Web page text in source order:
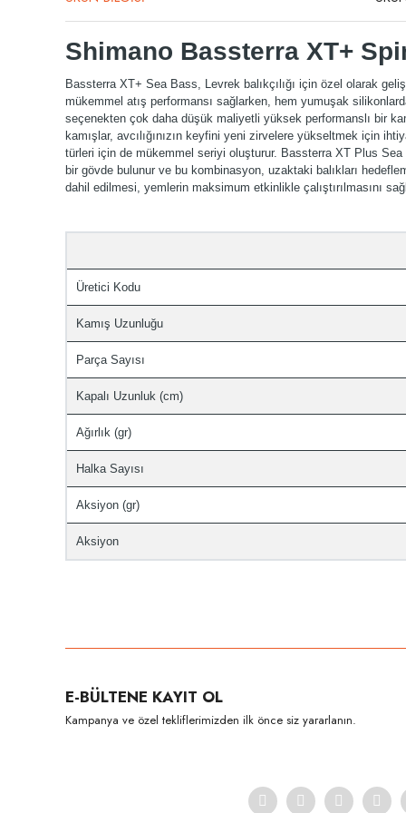
Shimano Bassterra XT+
Bassterra XT+ Sea Bass, Levrek balıkçılığı için özel olarak
mükemmel atış performansı sağlarken, hem yumuşak
seçenekten çok daha düşük maliyetli yüksek performanslı bir
kamışlar, avcılığınızın keyfini yeni zirvelere yükseltmek için
türleri için de mükemmel seriyi oluşturur. Bassterra XT Plus Sea
bir gövde bulunur ve bu kombinasyon, uzaktaki balıkları
dahil edilmesi, yemlerin maksimum etkinlikle çalıştırılmasını
Üretici Kodu
Kamış Uzunluğu
Parça Sayısı
Kapalı Uzunluk (cm)
Ağırlık (gr)
Halka Sayısı
Aksiyon (gr)
Aksiyon
Ürün açıklamasında eksik bilgiler bulunuyor.
Ürün bilgilerinde hatalar bulunuyor.
E-BÜLTENE KAYIT OL
Kampanya ve özel tekliflerimizden ilk önce siz yararlanın.